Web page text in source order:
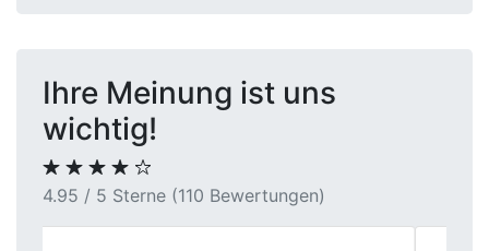
Ihre Meinung ist uns
wichtig!
4.95 / 5 Sterne (110 Bewertungen)